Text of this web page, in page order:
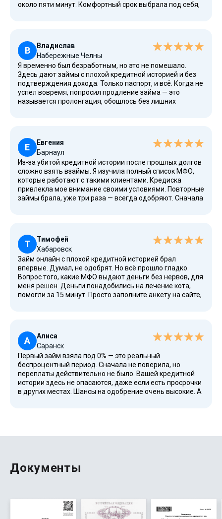
около пяти минут. Комфортный срок выбрала под себя,
В
Владислав
Набережные Челны
Я временно был безработным, но это не помешало.
Здесь дают займы с плохой кредитной историей и без
подтверждения дохода. Только паспорт, и всё. Когда не
успел вовремя, попросил продление займа — это
называется пролонгация, обошлось без лишних
Е
Евгения
Барнаул
Из-за убитой кредитной истории после прошлых долгов
сложно взять взаймы. Я изучила полный список МФО,
которые работают с такими клиентами. Кредиска
привлекла мое внимание своими условиями. Повторные
займы брала, уже три раза — всегда одобряют. Сначала
Т
Тимофей
Хабаровск
Займ онлайн с плохой кредитной историей брал
впервые. Думал, не одобрят. Но всё прошло гладко.
Вопрос того, какие МФО выдают деньги без нервов, для
меня решен. Деньги понадобились на лечение кота,
помогли за 15 минут. Просто заполните анкету на сайте,
А
Алиса
Саранск
Первый займ взяла под 0% — это реальный
беспроцентный период. Сначала не поверила, но
переплаты действительно не было. Вашей кредитной
истории здесь не опасаются, даже если есть просрочки
в других местах. Шансы на одобрение очень высокие. А
Документы